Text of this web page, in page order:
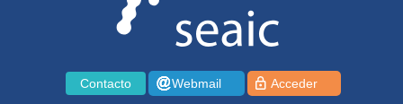
Contacto Webmail Acceder